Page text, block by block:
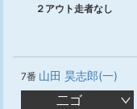
２アウト走者なし
7番 山田 昊志郎(一)
二ゴ